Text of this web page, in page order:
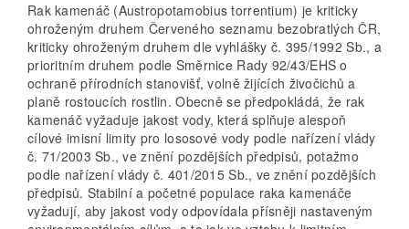
Rak kamenáč (Austropotamobius torrentium) je kriticky
ohroženým druhem Červeného seznamu bezobratlých ČR,
kriticky ohroženým druhem dle vyhlášky č. 395/1992 Sb., a
prioritním druhem podle Směrnice Rady 92/43/EHS o
ochraně přírodních stanovišť, volně žijících živočichů a
planě rostoucích rostlin. Obecně se předpokládá, že rak
kamenáč vyžaduje jakost vody, která splňuje alespoň
cílové imisní limity pro lososové vody podle nařízení vlády
č. 71/2003 Sb., ve znění pozdějších předpisů, potažmo
podle nařízení vlády č. 401/2015 Sb., ve znění pozdějších
předpisů. Stabilní a početné populace raka kamenáče
vyžadují, aby jakost vody odpovídala přísněji nastaveným